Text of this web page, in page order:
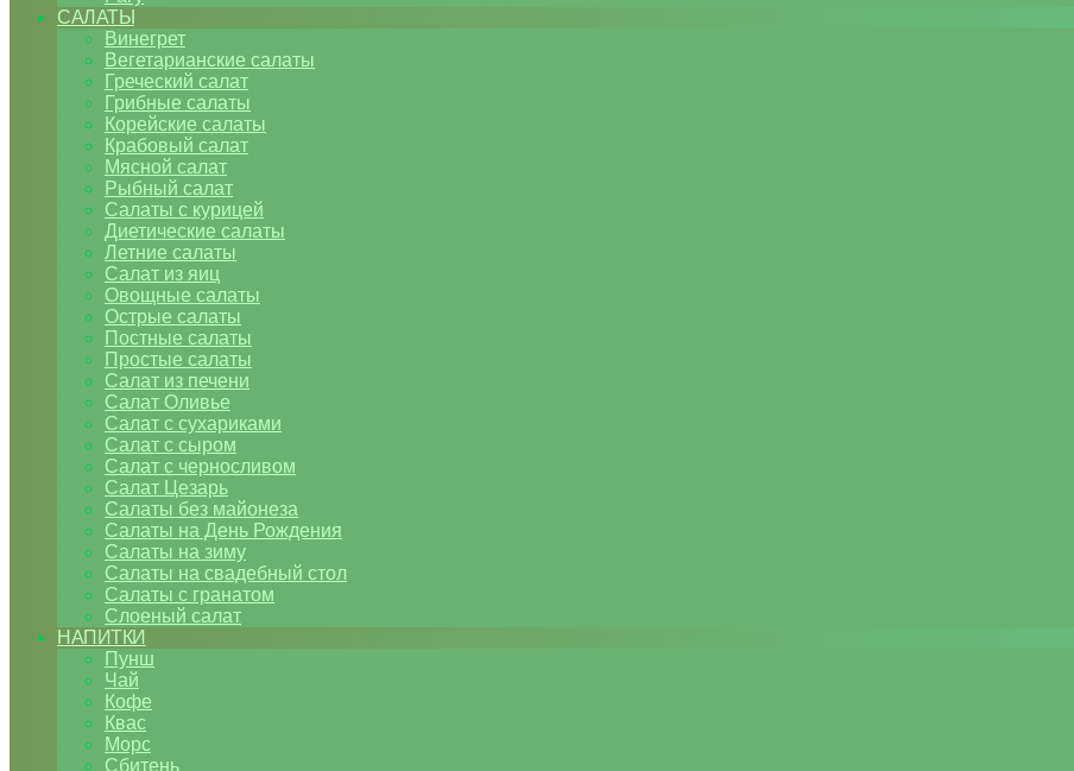
САЛАТЫ
Винегрет
Вегетарианские салаты
Греческий салат
Грибные салаты
Корейские салаты
Крабовый салат
Мясной салат
Рыбный салат
Салаты с курицей
Диетические салаты
Летние салаты
Салат из яиц
Овощные салаты
Острые салаты
Постные салаты
Простые салаты
Салат из печени
Салат Оливье
Салат с сухариками
Салат с сыром
Салат с черносливом
Салат Цезарь
Салаты без майонеза
Салаты на День Рождения
Салаты на зиму
Салаты на свадебный стол
Салаты с гранатом
Слоеный салат
НАПИТКИ
Пунш
Чай
Кофе
Квас
Морс
Сбитень